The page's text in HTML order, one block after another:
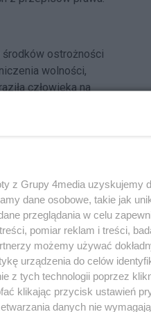
środków ostrożności
wolności,
człowieka na
za to karę do
zagrożenie dla
lub wypadków
w ciągu 30 dni
Właściciele psów
od wójta lub
z Grupy 4media uzyskujemy
dane osobowe, takie jak
przeglądania w celu
pomiar reklam i treści,
możemy używać
urządzenia do celów
z tych technologii poprzez
klikając przycisk ustawień
danych nie